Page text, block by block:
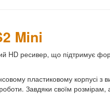
Mini
HD ресивер, що підтримує
пластиковому корпусі
роботи. Завдяки своїм